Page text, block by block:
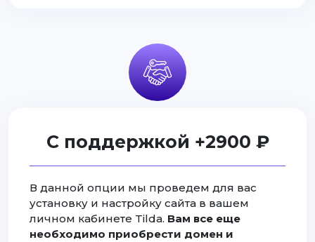
С поддержкой +2900 ₽
В данной опции мы проведем для вас
установку и настройку сайта в вашем
личном кабинете Tilda. Вам все еще
необходимо приобрести домен и